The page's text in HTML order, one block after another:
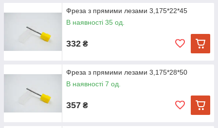
Фреза з прямими лезами 3,175*22*45
В наявності 35 од.
332 ₴
Фреза з прямими лезами 3,175*28*50
В наявності 7 од.
357 ₴